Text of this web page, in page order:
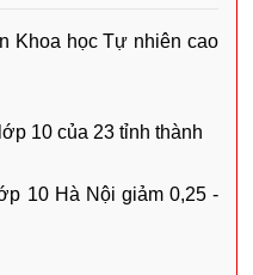
Khoa học Tự nhiên cao
10 của 23 tỉnh thành
10 Hà Nội giảm 0,25 -